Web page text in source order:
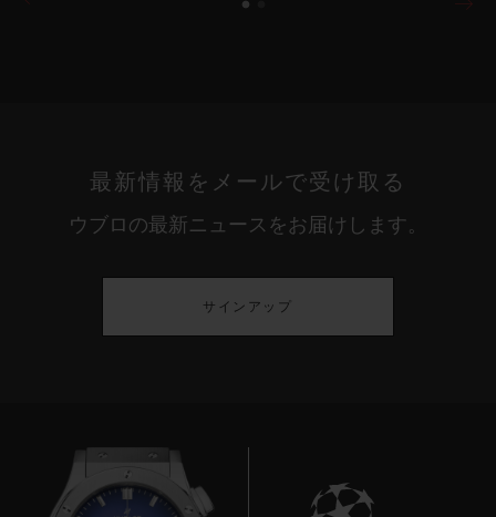
最新情報をメールで受け取る
ウブロの最新ニュースをお届けします。
サインアップ